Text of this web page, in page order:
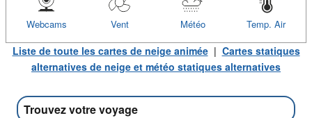
Temp. Air
Météo
Vent
Webcams
Liste de toute les cartes de neige animée| Cartes statiques
alternatives de neige et météo statiques alternatives
Trouvez votre voyage